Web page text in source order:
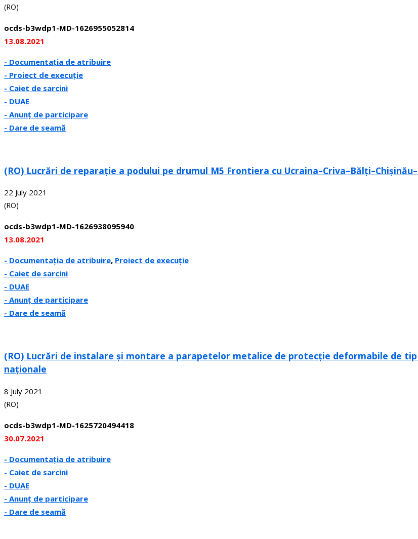
(RO)
ocds-b3wdp1-MD-1626955052814
13.08.2021
- Documentația de atribuire
- Proiect de execuție
- Caiet de sarcini
- DUAE
- Anunț de participare
- Dare de seamă
(RO) Lucrări de reparație a podului pe drumul M5 Frontiera cu
22 July 2021
(RO)
ocds-b3wdp1-MD-1626938095940
13.08.2021
- Documentația de atribuire, Proiect de execuție
- Caiet de sarcini
- DUAE
- Anunț de participare
- Dare de seamă
(RO) Lucrări de instalare și montare a parapetelor metalice de protecție deformabile de
naționale
8 July 2021
(RO)
ocds-b3wdp1-MD-1625720494418
30.07.2021
- Documentația de atribuire
- Caiet de sarcini
- DUAE
- Anunț de participare
- Dare de seamă